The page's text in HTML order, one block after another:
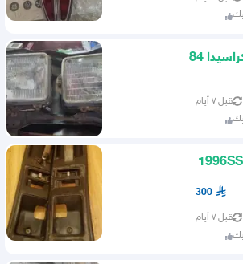
84
قبل ٧ أيام
300
قبل ٧ أيام